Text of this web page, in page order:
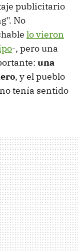
publicitario
No
lo vieron
-, pero una
una
, y el pueblo
tenía sentido